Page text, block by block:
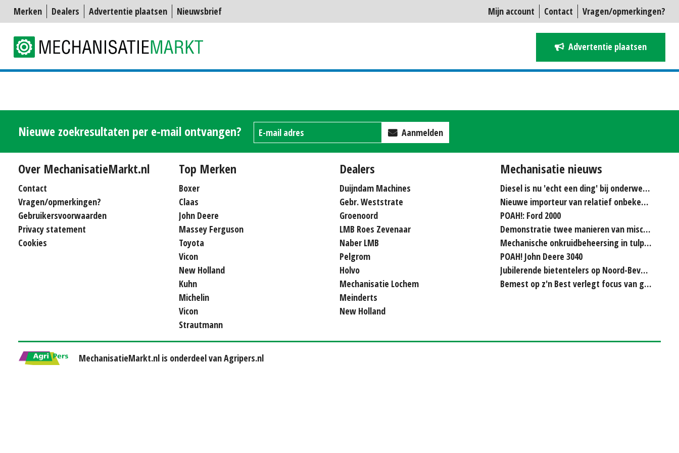
Mijn account Contact Vragen/opmerkingen?
Merken Dealers Advertentie plaatsen Nieuwsbrief
Advertentie plaatsen
Nieuwe zoekresultaten per e-mail ontvangen? Aanmelden
Over MechanisatieMarkt.nl
Contact
Vragen/opmerkingen?
Gebruikersvoorwaarden
Privacy statement
Cookies
Top Merken
Boxer
Claas
John Deere
Massey Ferguson
Toyota
Vicon
New Holland
Kuhn
Michelin
Vicon
Strautmann
Dealers
Duijndam Machines
Gebr. Weststrate
Groenoord
LMB Roes Zevenaar
Naber LMB
Pelgrom
Holvo
Mechanisatie Lochem
Meinderts
New Holland
Mechanisatie nieuws
Diesel is nu 'echt een ding' bij onderwerken
Nieuwe importeur van relatief onbekende merken...
POAH!: Ford 2000
Demonstratie twee manieren van miscanthus hakselen
Mechanische onkruidbeheersing in tulpenteelt steeds...
POAH! John Deere 3040
Jubilerende bietentelers op Noord-Beveland rijden elkaar...
Bemest op z'n Best verlegt focus van grasland naar bouwland
MechanisatieMarkt.nl is onderdeel van Agripers.nl